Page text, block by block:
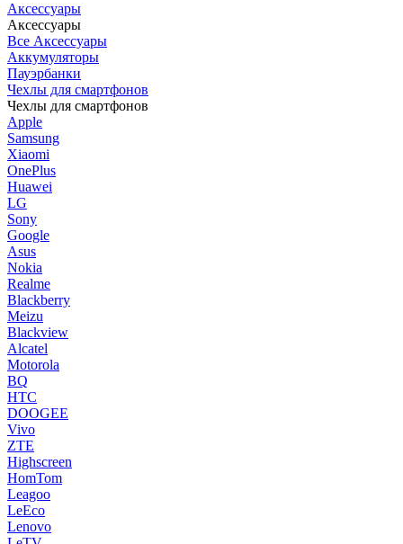
Аксессуары
Аксессуары
Все Аксессуары
Аккумуляторы
Пауэрбанки
Чехлы для смартфонов
Чехлы для смартфонов
Apple
Samsung
Xiaomi
OnePlus
Huawei
LG
Sony
Google
Asus
Nokia
Realme
Blackberry
Meizu
Blackview
Alcatel
Motorola
BQ
HTC
DOOGEE
Vivo
ZTE
Highscreen
HomTom
Leagoo
LeEco
Lenovo